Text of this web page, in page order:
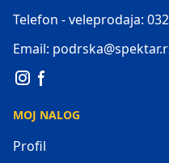
Telefon - veleprodaja:
Email:
MOJ NALOG
Profil